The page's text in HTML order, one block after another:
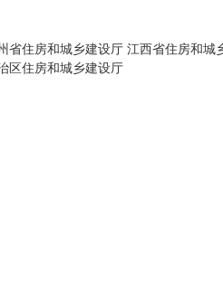
省住房和城乡建设厅 江西省住房和城
区住房和城乡建设厅